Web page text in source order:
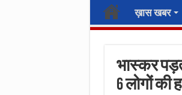
ख़ास खबर
भास्कर
6 लोगों की